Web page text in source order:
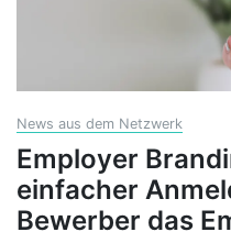
News aus dem Netzwerk
Employer
einfacher
Bewerber das